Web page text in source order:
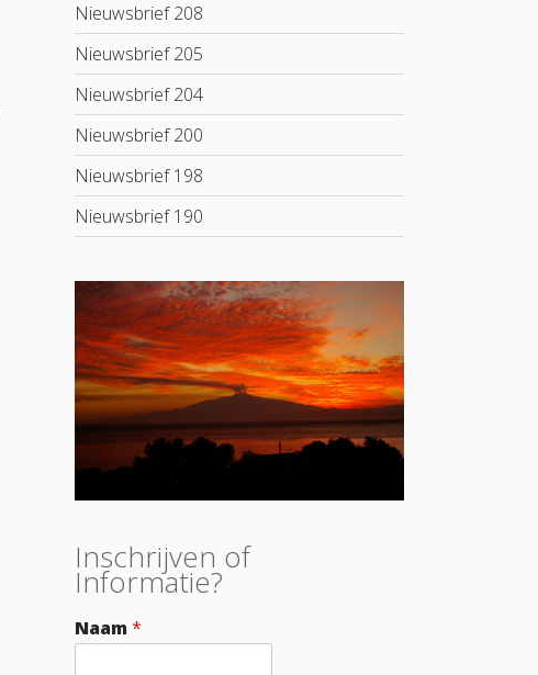
Nieuwsbrief 208
Nieuwsbrief 205
Nieuwsbrief 204
Nieuwsbrief 200
Nieuwsbrief 198
Nieuwsbrief 190
Inschrijven of
Informatie?
Naam*